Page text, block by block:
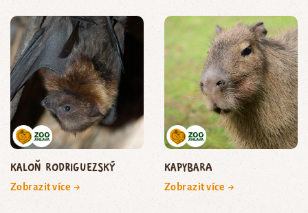
kaloň rodriguezský
Zobrazit více →
kapybara
Zobrazit více →